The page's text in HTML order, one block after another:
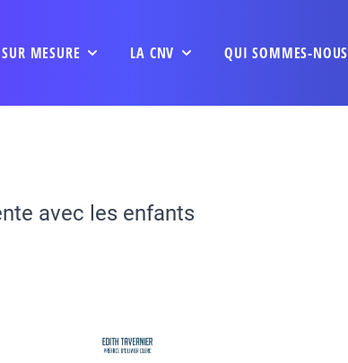
MESURE LA CNV QUI SOMMES-NOUS
avec les enfants